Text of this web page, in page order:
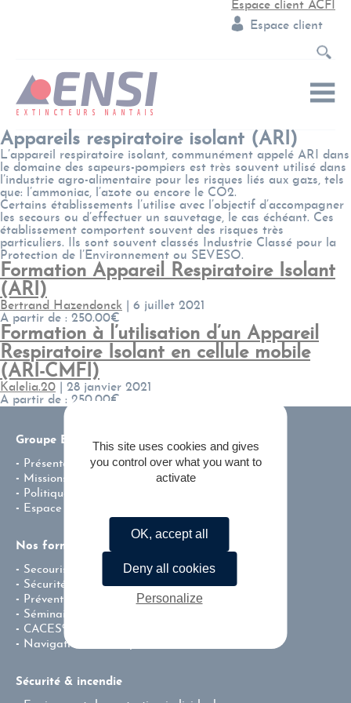
Espace client ACFI
Espace client
Appareils respiratoire isolant (ARI)
L’appareil respiratoire isolant, communément appelé ARI dans
le domaine des sapeurs-pompiers est très souvent utilisé dans
l’industrie agro-alimentaire pour les risques liés aux gazs, tels
que: l’ammoniac, l’azote ou encore le CO2.
Certains établissements l’utilise avec l’objectif d’accompagner
les secours ou d’effectuer un sauvetage, le cas échéant. Ces
établissement comportent souvent des risques très
particuliers. Ils sont souvent classés Industrie Classé pour la
Protection de l’Environnement ou SEVESO.
Formation Appareil Respiratoire Isolant
(ARI)
Bertrand Hazendonck
6 juillet 2021
A partir de : 250.00€
Formation à l’utilisation d’un Appareil
Respiratoire Isolant en cellule mobile
(ARI-CMFI)
Kalelia.20
28 janvier 2021
A partir de : 250.00€
Groupe ENSI
Présentation
Missions & valeurs
Politique environnementale de l’entreprise
Espace carrière
Nos formations
Secourisme
Sécurité incendie
Prévention – Centre de Test CACES®
Séminaire team building
CACES®
Navigation fluviale professionnelle
Sécurité & incendie
This site uses cookies and gives
you control over what you want to
activate
OK, accept all
Deny all cookies
Personalize